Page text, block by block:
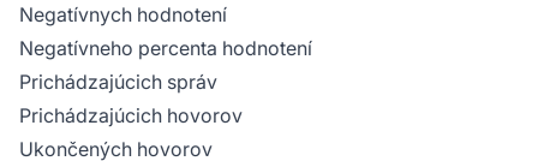
Negatívnych hodnotení
Negatívneho percenta hodnotení
Prichádzajúcich správ
Prichádzajúcich hovorov
Ukončených hovorov